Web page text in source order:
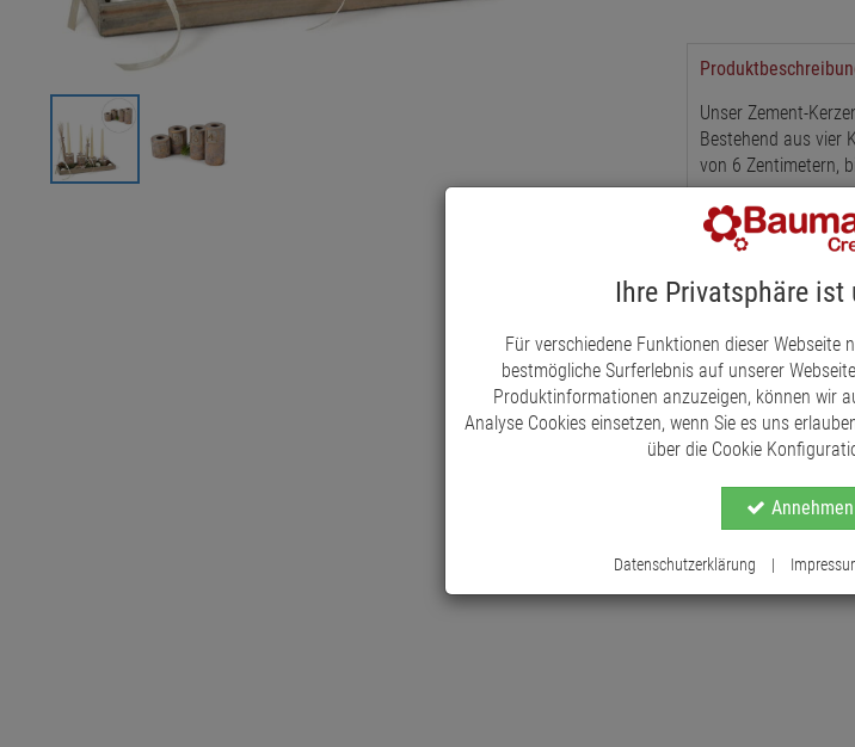
Unser Zement-
Bestehend aus vier
von 6 Zentimetern,
Die Kerzenhalter
bis 4
Ob auf dem festlich
Kerzenhalter
Material
Ihre Zuhause
Ihre Privatsphäre
Für verschiedene Funktionen dieser Webseite
bestmögliche Surferlebnis auf unserer
Produktinformationen anzuzeigen, können wir
Analyse Cookies einsetzen, wenn Sie es uns
über die Cookie
Annehmen
Datenschutzerklärung |